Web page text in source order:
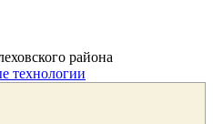
района
технологии